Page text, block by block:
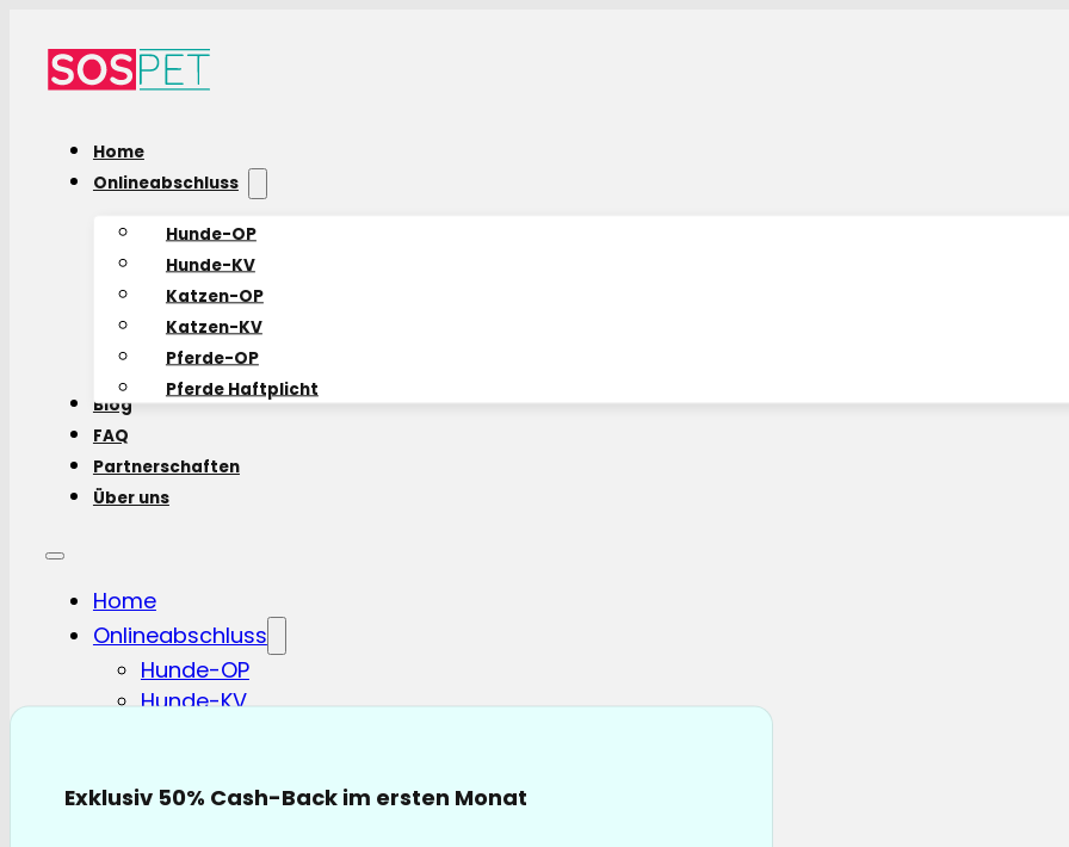
Home
Onlineabschluss
Hunde-OP
Hunde-KV
Katzen-OP
Katzen-KV
Pferde-OP
Pferde Haftplicht
Blog
FAQ
Partnerschaften
Über uns
Home
Onlineabschluss
Hunde-OP
Hunde-KV
Pferde-OP
Exklusiv 50% Cash-Back im ersten Monat